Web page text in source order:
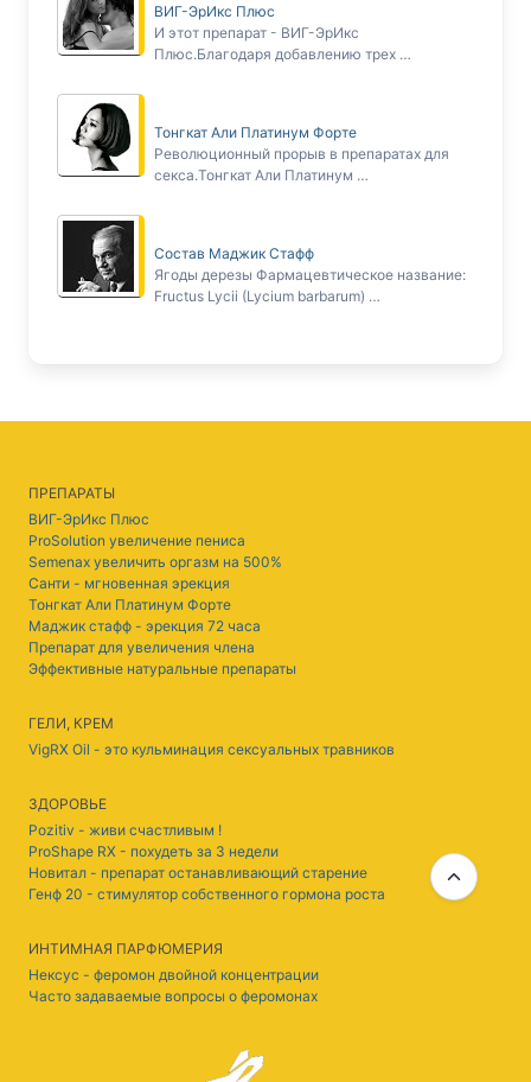
ВИГ-ЭрИкс Плюс
И этот препарат - ВИГ-ЭрИкс
Плюс.Благодаря добавлению трех …
Тонгкат Али Платинум Форте
Революционный прорыв в препаратах для
секса.Тонгкат Али Платинум …
Состав Маджик Стафф
Ягоды дерезы Фармацевтическое название:
Fructus Lycii (Lycium barbarum) …
ПРЕПАРАТЫ
ВИГ-ЭрИкс Плюс
ProSolution увеличение пениса
Semenax увеличить оргазм на 500%
Санти - мгновенная эрекция
Тонгкат Али Платинум Форте
Маджик стафф - эрекция 72 часа
Препарат для увеличения члена
Эффективные натуральные препараты
ГЕЛИ, КРЕМ
VigRX Oil - это кульминация сексуальных травников
ЗДОРОВЬЕ
Pozitiv - живи счастливым !
ProShape RX - похудеть за 3 недели
Новитал - препарат останавливающий старение
Генф 20 - стимулятор собственного гормона роста
ИНТИМНАЯ ПАРФЮМЕРИЯ
Нексус - феромон двойной концентрации
Часто задаваемые вопросы о феромонах